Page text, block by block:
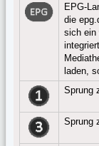
EPG-
die
sich ein
laden,
Sprung
Sprung